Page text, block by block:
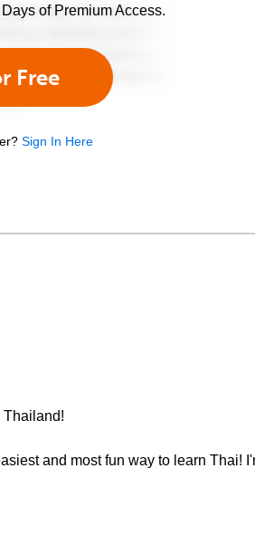
of Premium Access.
Free
Sign In Here
Thailand!
and most fun way to learn Thai!